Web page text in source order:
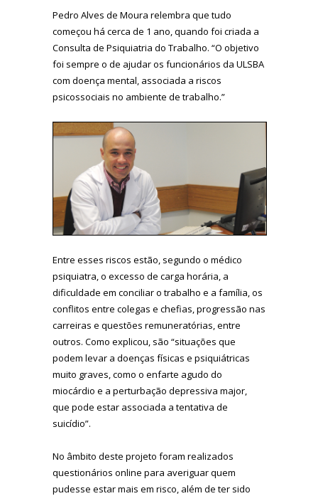
Pedro Alves de Moura relembra que tudo
começou há cerca de 1 ano, quando foi criada a
Consulta de Psiquiatria do Trabalho. “O objetivo
foi sempre o de ajudar os funcionários da ULSBA
com doença mental, associada a riscos
psicossociais no ambiente de trabalho.”
Entre esses riscos estão, segundo o médico
psiquiatra, o excesso de carga horária, a
dificuldade em conciliar o trabalho e a família, os
conflitos entre colegas e chefias, progressão nas
carreiras e questões remuneratórias, entre
outros. Como explicou, são “situações que
podem levar a doenças físicas e psiquiátricas
muito graves, como o enfarte agudo do
miocárdio e a perturbação depressiva major,
que pode estar associada a tentativa de
suicídio”.
No âmbito deste projeto foram realizados
questionários online para averiguar quem
pudesse estar mais em risco, além de ter sido